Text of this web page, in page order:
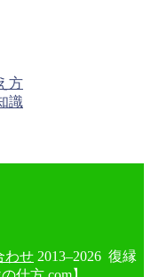
方
識
わせ 2013–2026 復縁